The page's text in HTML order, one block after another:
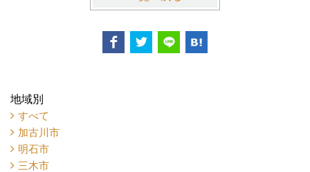
地域別
すべて
加古川市
明石市
三木市